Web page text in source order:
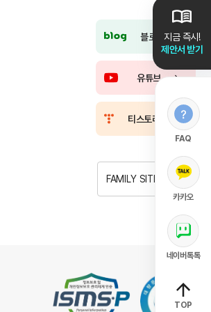
지금 즉시!
제안서 받기
FAQ
카카오
네이버톡톡
TOP
블로그
유튜브
티스토리
FAMILY SITE